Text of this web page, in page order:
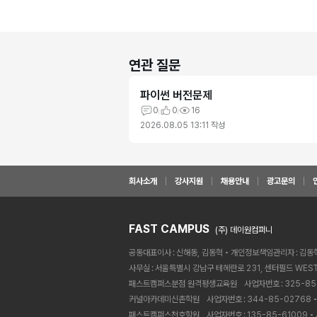
연관 질문
파이썬 버전문제
0 0
16
2026.08.05 13:11 작성
회사소개 강사지원 채용안내 광고문의
FAST CAMPUS (주) 데이원컴퍼니
공동대표이사 신해동, 김동혁 개인정보책임관리자
김동
사무실 서울특별시 강남구 테헤란로 231, 센터필드
패스트캠퍼스분점 원격평생교육원ㅤ 사업자번호 325-
커널아카데미신촌학원ㅤ 사업자번호 344-85-02768
패스트캠퍼스천호학원ㅤ 사업자번호 135-85-61009